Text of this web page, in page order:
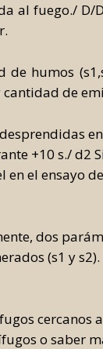
al fuego./
humos
de
+10 s./ d2
el ensayo
dos
(s1 y
o saber